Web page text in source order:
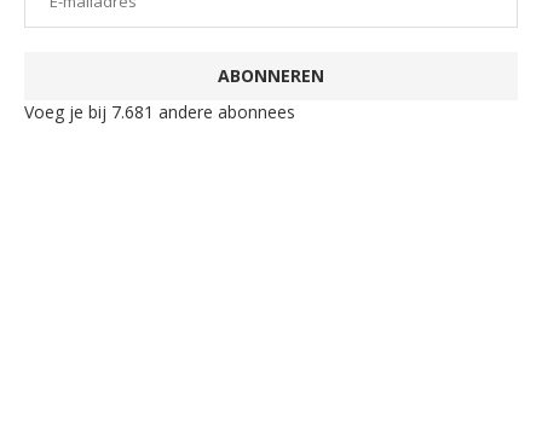
ABONNEREN
Voeg je bij 7.681 andere abonnees